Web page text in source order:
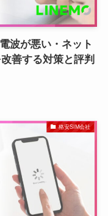
波が悪い・ネット
善する対策と評判
格安SIM会社